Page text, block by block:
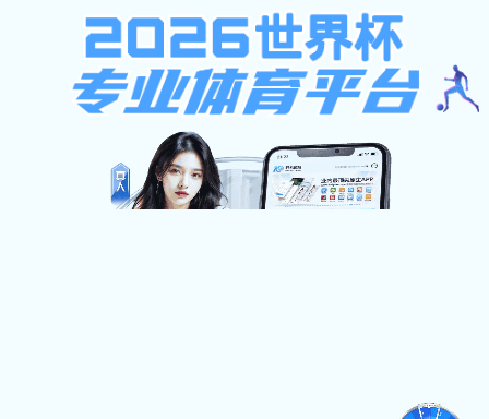
pg电子模拟器免费